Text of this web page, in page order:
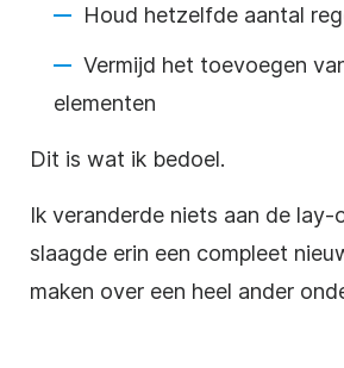
Houd hetzelfde aantal
Vermijd het toevoegen
elementen
Dit is wat ik bedoel.
Ik veranderde niets aan de
slaagde erin een compleet
maken over een heel ander